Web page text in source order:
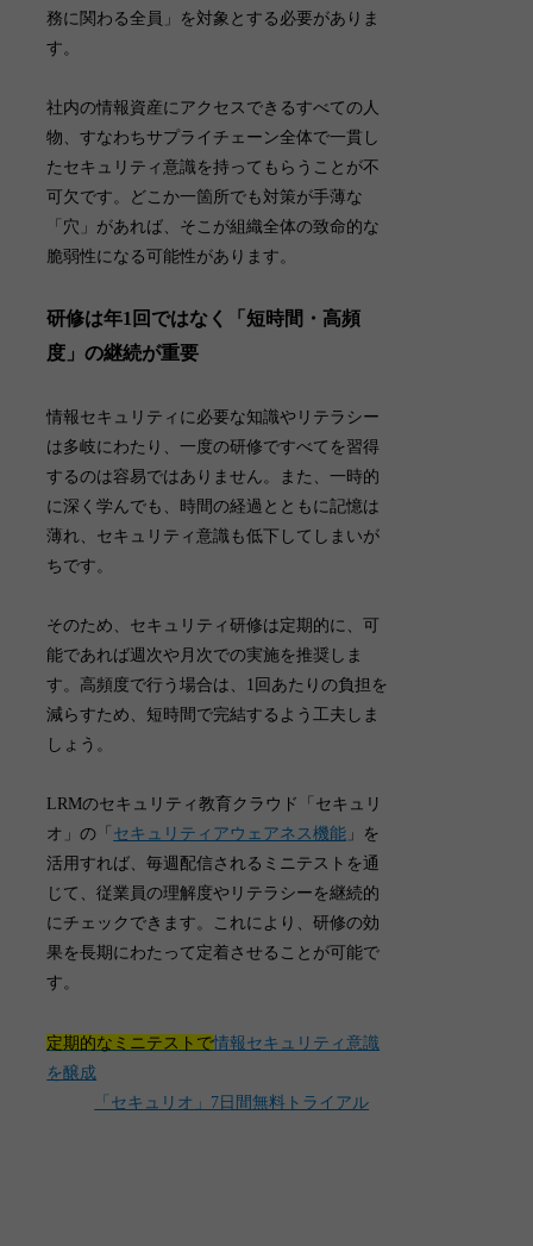
務に関わる全員」を対象とする必要がありま
す。
社内の情報資産にアクセスできるすべての人
物、すなわちサプライチェーン全体で一貫し
たセキュリティ意識を持ってもらうことが不
可欠です。どこか一箇所でも対策が手薄な
「穴」があれば、そこが組織全体の致命的な
脆弱性になる可能性があります。
研修は年1回ではなく「短時間・高頻
度」の継続が重要
情報セキュリティに必要な知識やリテラシー
は多岐にわたり、一度の研修ですべてを習得
するのは容易ではありません。また、一時的
に深く学んでも、時間の経過とともに記憶は
薄れ、セキュリティ意識も低下してしまいが
ちです。
そのため、 セキュリティ研修は定期的に、可
能であれば週次や月次での実施を推奨しま
す。高頻度で行う場合は、1回あたりの負担を
減らすため、短時間で完結するよう工夫しま
しょう 。
LRMのセキュリティ教育クラウド「セキュリ
オ」の「 セキュリティアウェアネス機能 」を
活用すれば、毎週配信されるミニテストを通
じて、従業員の理解度やリテラシーを継続的
にチェックできます。これにより、研修の効
果を長期にわたって定着させることが可能で
す。
定期的なミニテストで情報セキュリティ意識
を醸成
「セキュリオ」7日間無料トライアル